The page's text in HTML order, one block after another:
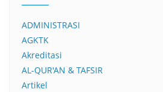
ADMINISTRASI
AGKTK
Akreditasi
AL-QUR'AN & TAFSIR
Artikel